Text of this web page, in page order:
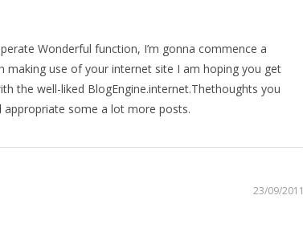
Wonderful function, I’m gonna commence a
making use of your internet site I am hoping you get
the well-liked BlogEngine.internet.Thethoughts you
appropriate some a lot more posts.
23/09/2011